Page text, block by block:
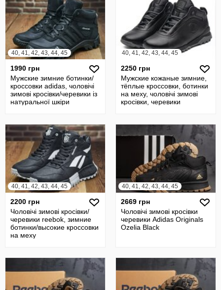
40, 41, 42, 43, 44, 45
1990 грн
Мужские зимние ботинки/
кроссовки adidas, чоловічі
зимові кросівки/черевики із
натуральної шкіри
40, 41, 42, 43, 44, 45
2250 грн
Мужские кожаные зимние,
тёплые кроссовки, ботинки
на меху, чоловічі зимові
кросівки, черевики
40, 41, 42, 43, 44, 45
2200 грн
Чоловічі зимові кросівки/
черевики reebok, зимние
ботинки/высокие кроссовки
на меху
40, 41, 42, 43, 44, 45
2669 грн
Чоловічі зимові кросівки
черевики Adidas Originals
Ozelia Black